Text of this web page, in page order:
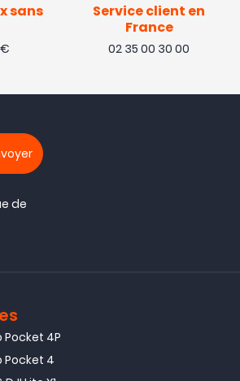
sans Service client en
France
02 35 00 30 00
de
Pocket 4P
Pocket 4